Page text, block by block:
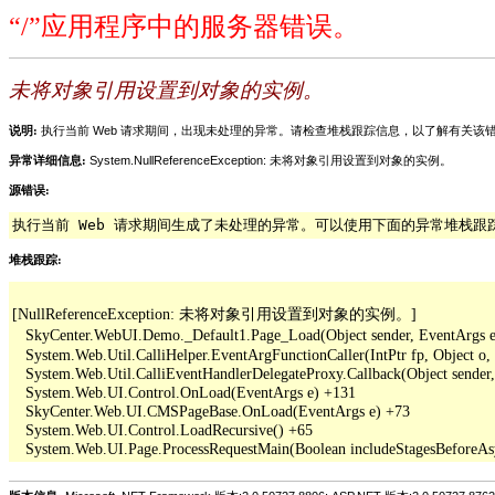
“/”应用程序中的服务器错误。
未将对象引用设置到对象的实例。
说明: 执行当前 Web 请求期间，出现未处理的异常。请检查堆栈跟踪信息，以了解有关该
异常详细信息: System.NullReferenceException: 未将对象引用设置到对象的实例。
源错误:
执行当前 Web 请求期间生成了未处理的异常。可以使用下面的异常堆栈跟
堆栈跟踪:
[NullReferenceException: 未将对象引用设置到对象的实例。]
SkyCenter.WebUI.Demo._Default1.Page_Load(Object sender, EventArgs
System.Web.Util.CalliHelper.EventArgFunctionCaller(IntPtr fp, Object
System.Web.Util.CalliEventHandlerDelegateProxy.Callback(Object
   System.Web.UI.Control.OnLoad(EventArgs e) +131
   SkyCenter.Web.UI.CMSPageBase.OnLoad(EventArgs e) +73
   System.Web.UI.Control.LoadRecursive() +65